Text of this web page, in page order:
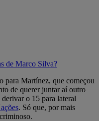
de Marco Silva?
para Martínez, que começou
de querer juntar aí outro
o 15 para lateral
. Só que, por mais